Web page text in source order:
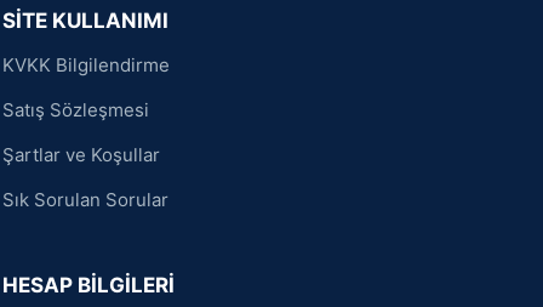
SİTE KULLANIMI
KVKK Bilgilendirme
Satış Sözleşmesi
Şartlar ve Koşullar
Sık Sorulan Sorular
HESAP BİLGİLERİ